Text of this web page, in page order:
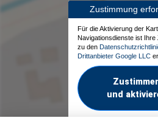
Zustimmung
Für die Aktivierung der
Navigationsdienste ist Ihre
zu den
Drittanbieter Google LLC
und